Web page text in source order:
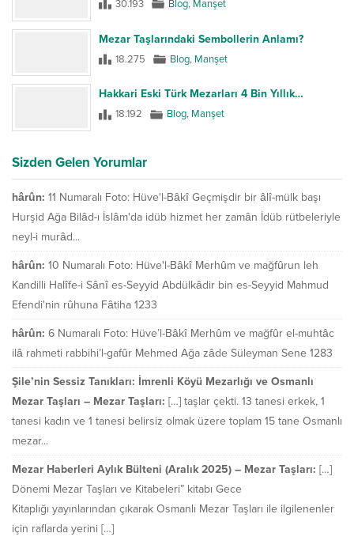
30.193 Blog, Manşet
Mezar Taşlarındaki Sembollerin Anlamı?
18.275 Blog, Manşet
Hakkari Eski Türk Mezarları 4 Bin Yıllık…
18.192 Blog, Manşet
Sizden Gelen Yorumlar
hârûn: 11 Numaralı Foto: Hüve'l-Bâkî Geçmişdir bir âlî-mülk başı
Hurşid Ağa Bilâd-ı İslâm'da idüb hizmet her zamân İdüb rütbeleriyle
neyl-i murâd...
hârûn: 10 Numaralı Foto: Hüve'l-Bâkî Merhûm ve mağfûrun leh
Kandilli Halîfe-i Sânî es-Seyyid Abdülkâdir bin es-Seyyid Mahmud
Efendi'nin rûhuna Fâtiha 1233
hârûn: 6 Numaralı Foto: Hüve’l-Bâkî Merhûm ve mağfûr el-muhtâc
ilâ rahmeti rabbihi’l-gafûr Mehmed Ağa zâde Süleyman Sene 1283
Şile’nin Sessiz Tanıkları: İmrenli Köyü Mezarlığı ve Osmanlı
Mezar Taşları – Mezar Taşları: […] taşlar çekti. 13 tanesi erkek, 1
tanesi kadın ve 1 tanesi belirsiz olmak üzere toplam 15 tane Osmanlı
mezar...
Mezar Haberleri Aylık Bülteni (Aralık 2025) – Mezar Taşları: […]
Dönemi Mezar Taşları ve Kitabeleri” kitabı Gece
Kitaplığı yayınlarından çıkarak Osmanlı Mezar Taşları ile ilgilenenler
için raflarda yerini […]